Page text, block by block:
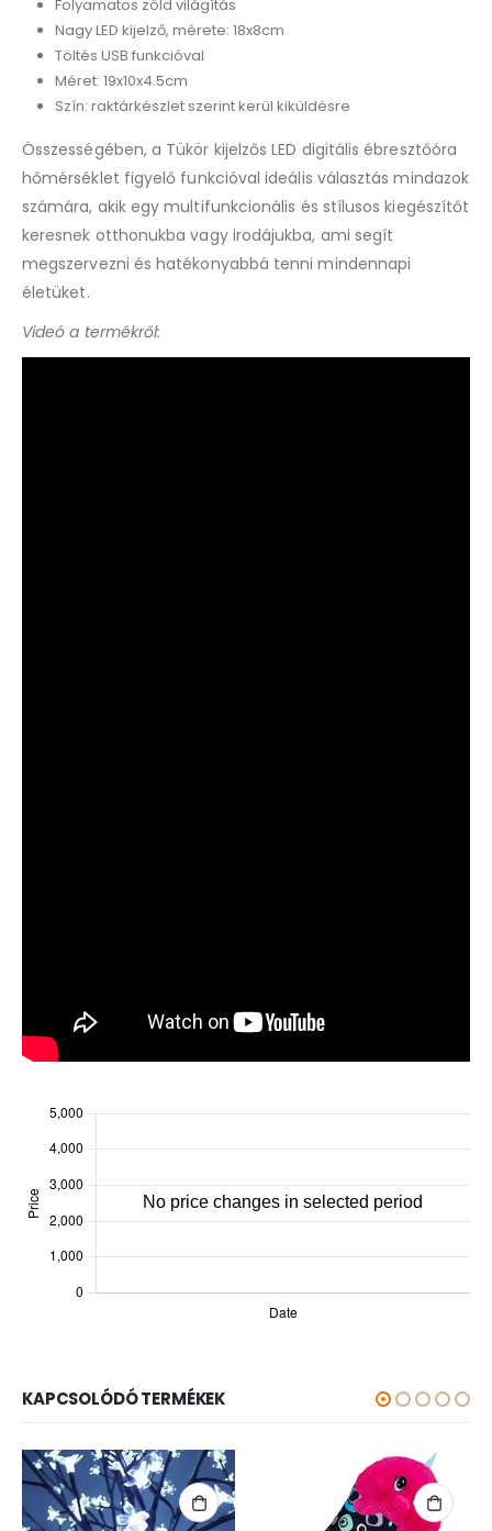
Folyamatos zöld világítás
Nagy LED kijelző, mérete: 18x8cm
Töltés USB funkcióval
Méret: 19x10x4.5cm
Szín: raktárkészlet szerint kerül kiküldésre
Összességében, a Tükör kijelzős LED digitális ébresztőóra
hőmérséklet figyelő funkcióval ideális választás mindazok
számára, akik egy multifunkcionális és stílusos kiegészítőt
keresnek otthonukba vagy irodájukba, ami segít
megszervezni és hatékonyabbá tenni mindennapi
életüket.
Videó a termékről:
KAPCSOLÓDÓ TERMÉKEK